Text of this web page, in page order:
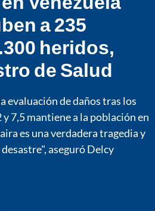
a 235
heridos,
de Salud
evaluación de daños tras los
7,5 mantiene a la población en
es una verdadera tragedia y
aseguró Delcy